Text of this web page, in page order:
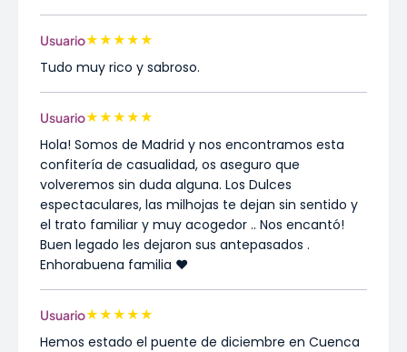
Usuario★★★★★
Tudo muy rico y sabroso.
Usuario★★★★★
Hola! Somos de Madrid y nos encontramos esta
confitería de casualidad, os aseguro que
volveremos sin duda alguna. Los Dulces
espectaculares, las milhojas te dejan sin sentido y
el trato familiar y muy acogedor .. Nos encantó!
Buen legado les dejaron sus antepasados .
Enhorabuena familia ♥️
Usuario★★★★★
Hemos estado el puente de diciembre en Cuenca